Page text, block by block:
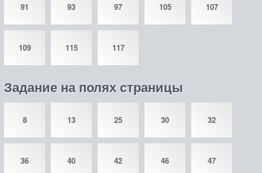
91 93 97 105 107
109 115 117
Задание на полях страницы
8 13 25 30 32
36 40 42 46 47